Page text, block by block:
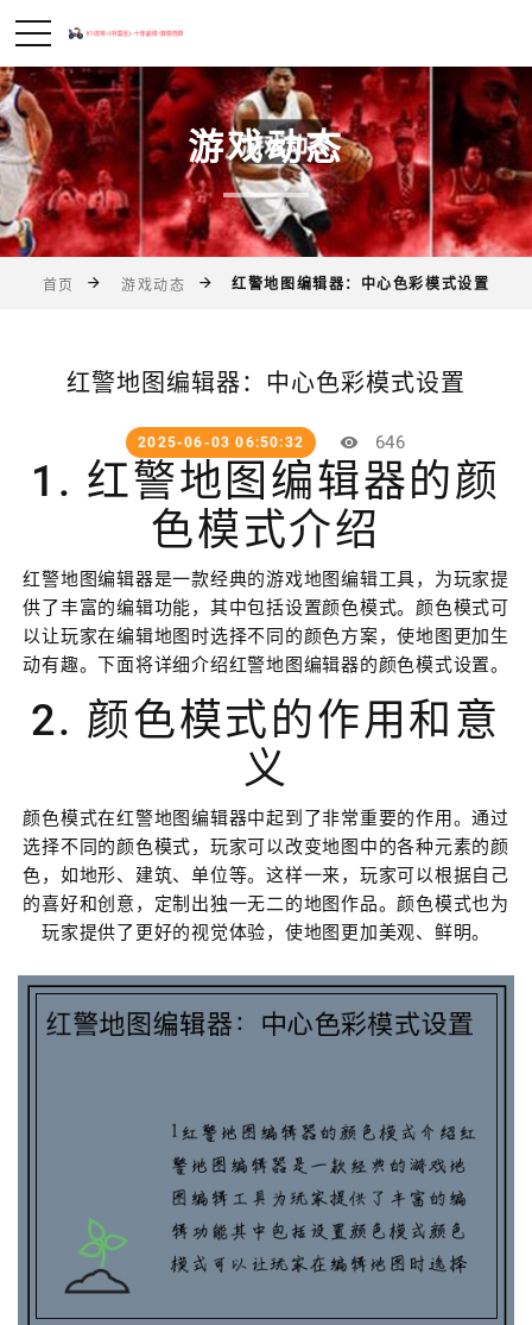
游戏动态
首页 游戏动态 红警地图编辑器：中心色彩模式设置
红警地图编辑器：中心色彩模式设置
2025-06-03 06:50:32 646
1. 红警地图编辑器的颜
色模式介绍
红警地图编辑器是一款经典的游戏地图编辑工具，为玩家提
供了丰富的编辑功能，其中包括设置颜色模式。颜色模式可
以让玩家在编辑地图时选择不同的颜色方案，使地图更加生
动有趣。下面将详细介绍红警地图编辑器的颜色模式设置。
2. 颜色模式的作用和意
义
颜色模式在红警地图编辑器中起到了非常重要的作用。通过
选择不同的颜色模式，玩家可以改变地图中的各种元素的颜
色，如地形、建筑、单位等。这样一来，玩家可以根据自己
的喜好和创意，定制出独一无二的地图作品。颜色模式也为
玩家提供了更好的视觉体验，使地图更加美观、鲜明。